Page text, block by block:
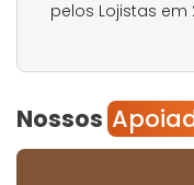
pelos Lojistas em
Nossos